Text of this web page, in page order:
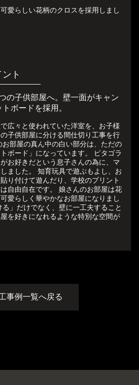
愛らしい花柄のクロスを採用しまし
ト
の子供部屋へ。壁一面がキャン
ボードを採用。
広々と使われていた洋室を、お子様
子供部屋に分ける間仕切り工事を行
部屋の真ん中の白い部分は、ただの
ボード」になっています。 ピタゴラ
お好きだという息子さんの為に、マ
ました。 知育玩具で遊ぶもよし、お
り付けて遊んだり、学校のプリント
自由自在です。 娘さんのお部屋は花
愛らしく華やかなお部屋になりまし
」だけでなく、壁に一工夫すること
を好きになれるような特別な空間が
事例一覧へ戻る